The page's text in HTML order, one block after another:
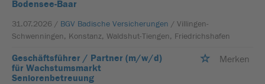
Bodensee-Baar
31.07.2026 / BGV Badische Versicherungen / Villingen-
Schwenningen, Konstanz, Waldshut-Tiengen, Friedrichshafen
Geschäftsführer / Partner (m/w/d)
für Wachstumsmarkt
Seniorenbetreuung
Merken